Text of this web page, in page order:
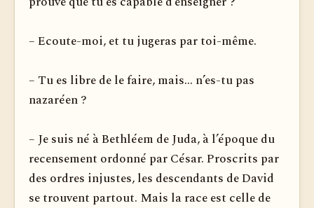
– Ecoute-moi, et tu jugeras par toi-même.
– Tu es libre de le faire, mais... n’es-tu pas
nazaréen ?
– Je suis né à Bethléem de Juda, à l’époque du
recensement ordonné par César. Proscrits par
des ordres injustes, les descendants de David
se trouvent partout. Mais la race est celle de